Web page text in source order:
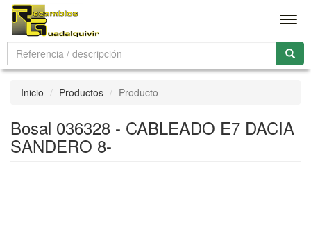
Inicio Productos Producto
Bosal 036328 - CABLEADO E7 DACIA
SANDERO 8-